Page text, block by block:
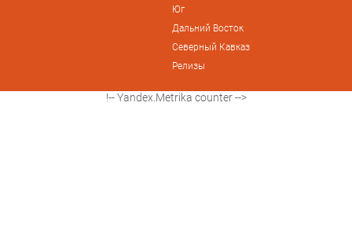
Юг
Дальний Восток
Северный Кавказ
Релизы
!-- Yandex.Metrika counter -->